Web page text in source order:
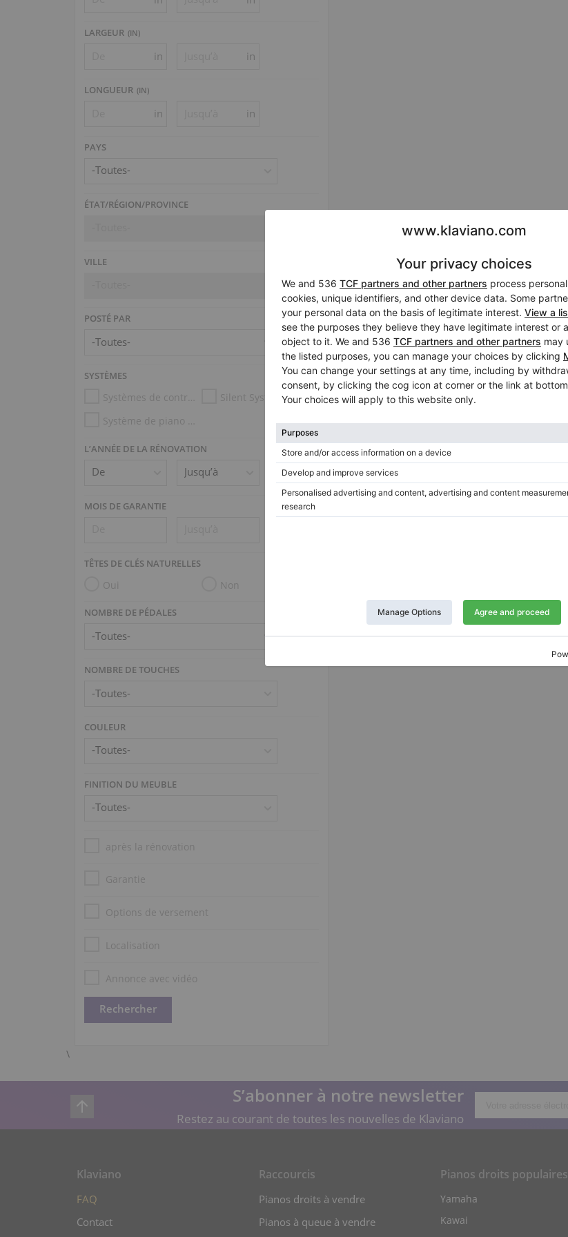
LARGEUR (IN)
in in
LONGUEUR (IN)
in in
PAYS
-Toutes-
ÉTAT/RÉGION/PROVINCE
VILLE
POSTÉ PAR
SYSTÈMES
Systèmes de contrôle d’humidité
Silent System
Système de piano mécanique (p.ex. Disklavier, PianoDisc)
L’ANNÉE DE LA RÉNOVATION
MOIS DE GARANTIE
TÊTES DE CLÉS NATURELLES
Oui Non
NOMBRE DE PÉDALES
NOMBRE DE TOUCHES
COULEUR
FINITION DU MEUBLE
après la rénovation
Garantie
Options de versement
Localisation
Annonce avec vidéo
\
S’abonner à notre newsletter
Restez au courant de toutes les nouvelles de Klaviano
Klaviano
FAQ
Contact
Raccourcis
Pianos droits à vendre
Pianos à queue à vendre
Pianos droits populaires
Yamaha
Kawai